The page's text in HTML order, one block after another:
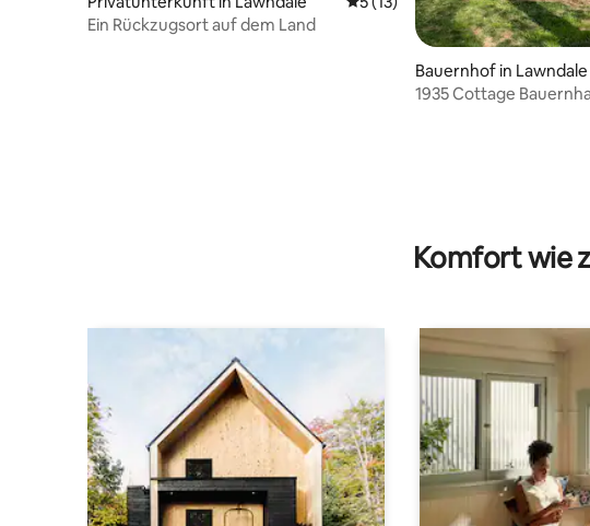
Ein Rückzugsort auf dem Land
Bauernhof in Lawndale
1935 Cottage
Komfort wie